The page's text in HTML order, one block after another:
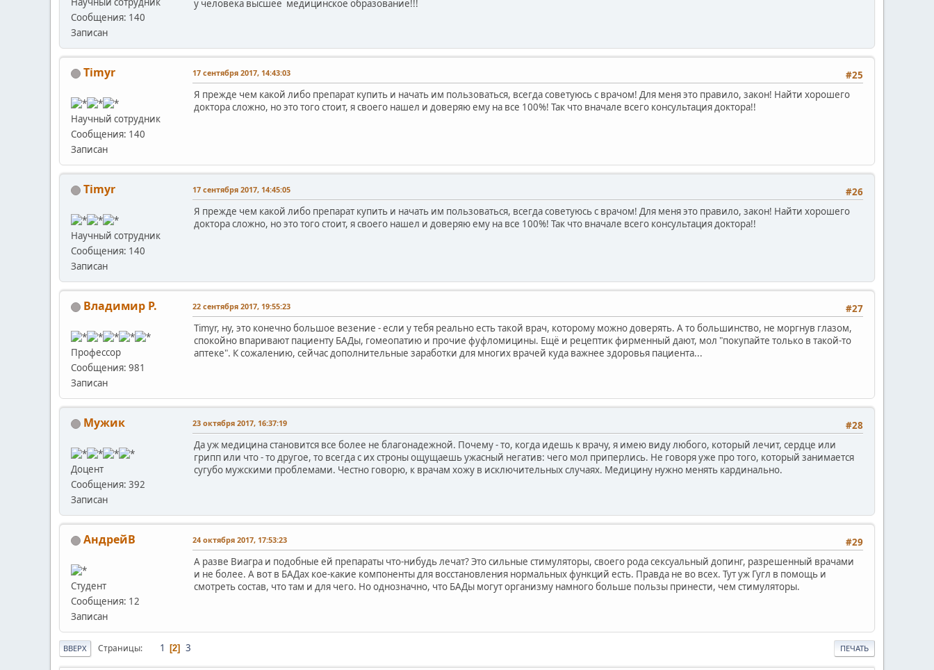
Сообщения: 140
Записан
у человека высшее медицинское образование!!!
Timyr
Научный сотрудник
Сообщения: 140
Записан
#25
17 сентября 2017, 14:43:03
Я прежде чем какой либо препарат купить и начать им пользоваться, всегда советуюсь с врачом! Для меня это правило, закон! Найти хорошего
доктора сложно, но это того стоит, я своего нашел и доверяю ему на все 100%! Так что вначале всего консультация доктора!!
Timyr
Научный сотрудник
Сообщения: 140
Записан
#26
17 сентября 2017, 14:45:05
Я прежде чем какой либо препарат купить и начать им пользоваться, всегда советуюсь с врачом! Для меня это правило, закон! Найти хорошего
доктора сложно, но это того стоит, я своего нашел и доверяю ему на все 100%! Так что вначале всего консультация доктора!!
Владимир Р.
Профессор
Сообщения: 981
Записан
#27
22 сентября 2017, 19:55:23
Timyr, ну, это конечно большое везение - если у тебя реально есть такой врач, которому можно доверять. А то большинство, не моргнув глазом,
спокойно впаривают пациенту БАДы, гомеопатию и прочие фуфломицины. Ещё и рецептик фирменный дают, мол "покупайте только в такой-то
аптеке". К сожалению, сейчас дополнительные заработки для многих врачей куда важнее здоровья пациента...
Мужик
Доцент
Сообщения: 392
Записан
#28
23 октября 2017, 16:37:19
Да уж медицина становится все более не благонадежной. Почему - то, когда идешь к врачу, я имею виду любого, который лечит, сердце или
грипп или что - то другое, то всегда с их строны ощущаешь ужасный негатив: чего мол приперлись. Не говоря уже про того, который занимается
сугубо мужскими проблемами. Честно говорю, к врачам хожу в исключительных случаях. Медицину нужно менять кардинально.
АндрейВ
Студент
Сообщения: 12
Записан
#29
24 октября 2017, 17:53:23
А разве Виагра и подобные ей препараты что-нибудь лечат? Это сильные стимуляторы, своего рода сексуальный допинг, разрешенный врачами
и не более. А вот в БАДах кое-какие компоненты для восстановления нормальных функций есть. Правда не во всех. Тут уж Гугл в помощь и
смотреть состав, что там и для чего. Но однозначно, что БАДы могут организму намного больше пользы принести, чем стимуляторы.
ПЕЧАТЬ
ВВЕРХ Страницы 1 2 3